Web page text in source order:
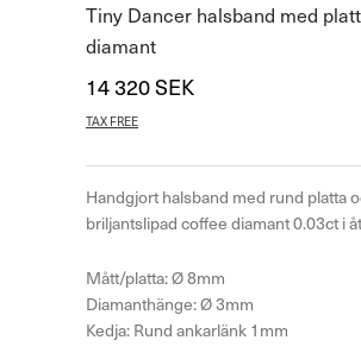
Tiny Dancer halsband med
diamant
14 320SEK
TAX FREE
Handgjort halsband med rund platta
briljantslipad coffee diamant 0.03ct i
Mått/platta: Ø 8mm
Diamanthänge: Ø 3mm
Kedja: Rund ankarlänk 1mm